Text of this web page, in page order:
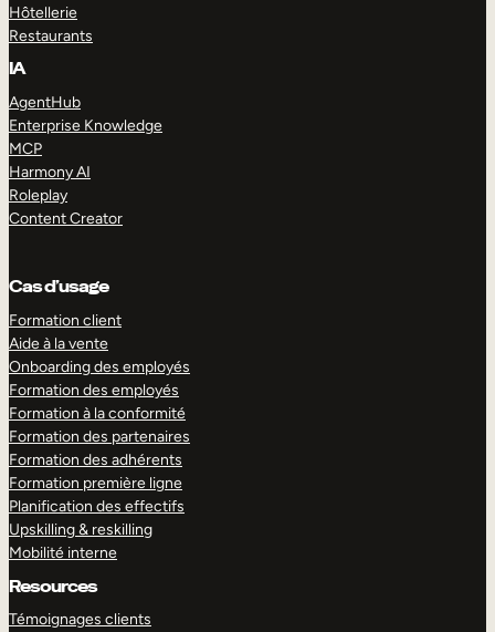
Hôtellerie
Restaurants
IA
AgentHub
Enterprise Knowledge
MCP
Harmony AI
Roleplay
Content Creator
Cas d’usage
Formation client
Aide à la vente
Onboarding des employés
Formation des employés
Formation à la conformité
Formation des partenaires
Formation des adhérents
Formation première ligne
Planification des effectifs
Upskilling & reskilling
Mobilité interne
Resources
Témoignages clients